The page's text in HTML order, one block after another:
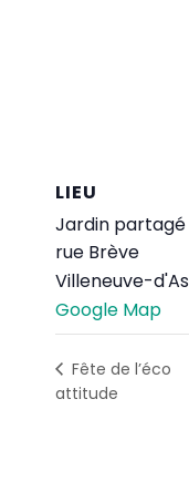
LIEU
Jardin partagé
rue Brève
Villeneuve-
Google Map
Fête de l’éco
attitude